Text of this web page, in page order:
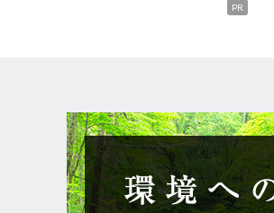
PR